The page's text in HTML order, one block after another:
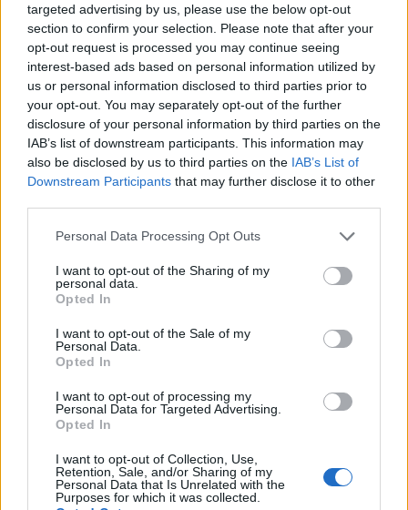
targeted advertising by us, please use the below opt-out
section to confirm your selection. Please note that after your
opt-out request is processed you may continue seeing
interest-based ads based on personal information utilized by
us or personal information disclosed to third parties prior to
your opt-out. You may separately opt-out of the further
disclosure of your personal information by third parties on the
IAB’s list of downstream participants. This information may
also be disclosed by us to third parties on the IAB’s List of
Downstream Participants that may further disclose it to other
Please note that this website/app uses one or more Google
not limited to your visit or usage behaviour. You may click to
grant or deny consent to Google and its third-party tags to
use your data for below specified purposes in below Google
consent section.
Personal Data Processing Opt Outs
I want to opt-out of the Sharing of my
personal data.
Opted In
I want to opt-out of the Sale of my
Personal Data.
Opted In
I want to opt-out of processing my
Personal Data for Targeted Advertising.
Opted In
I want to opt-out of Collection, Use,
Retention, Sale, and/or Sharing of my
Personal Data that Is Unrelated with the
Purposes for which it was collected.
συντρίμμια εγκαταστάσεων, ή πως θα αρκούσε η
εξ αποστάσεως επιτήρηση των εγκαταστάσεων
αυτών. Παράλληλα, διαβεβαίωσε ότι το Πεκίνο
έχει σκοπό να αγοράσει πετρέλαιο και
αγροτικά προϊόντα από τις ΗΠΑ, χωρίς να
αναφερθεί σε συγκεκριμένες ποσότητες.